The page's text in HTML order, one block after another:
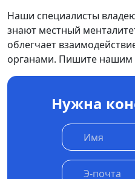
Наши специалисты
знают местный
облегчает
органами. Пишите нашим
Нужна